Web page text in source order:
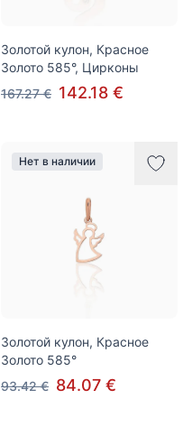
Золотой кулон, Красное
Золото 585°, Цирконы
167.27 € 142.18 €
Нет в наличии
Золотой кулон, Красное
Золото 585°
93.42 € 84.07 €